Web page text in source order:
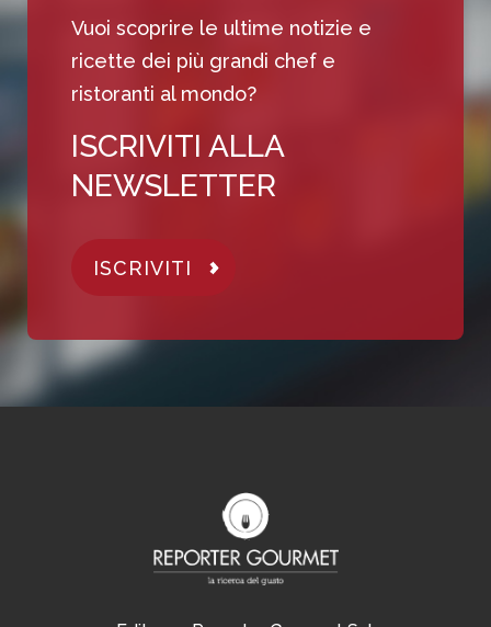
Vuoi scoprire le ultime notizie e
ricette dei più grandi chef e
ristoranti al mondo?
ISCRIVITI ALLA
NEWSLETTER
ISCRIVITI